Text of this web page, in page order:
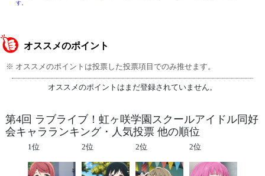
す。
オススメのポイント
※ オススメのポイントは投票した投票項目でのみ推せます。
オススメのポイントはまだ登録されていません。
第4回 ラブライブ！虹ヶ咲学園スクールアイドル同好
会キャラランキング・人気投票 他の順位
1位 2位 2位 2位